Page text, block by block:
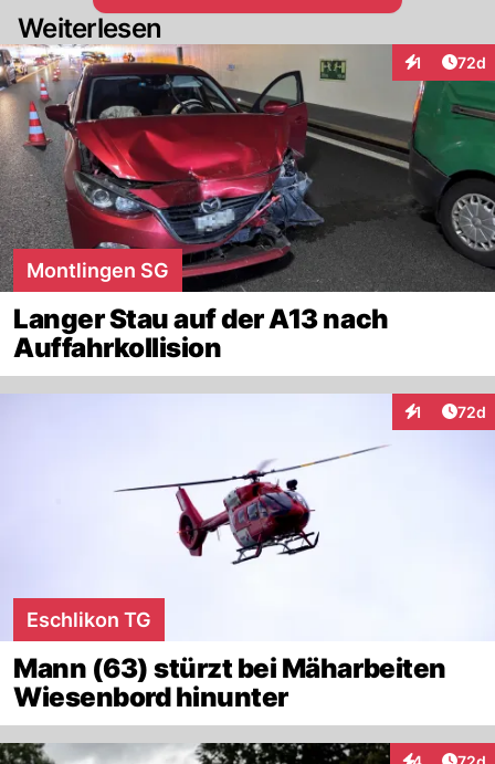
Weiterlesen
1 72d
Montlingen SG
Langer Stau auf der A13 nach
Auffahrkollision
1 72d
Eschlikon TG
Mann (63) stürzt bei Mäharbeiten
Wiesenbord hinunter